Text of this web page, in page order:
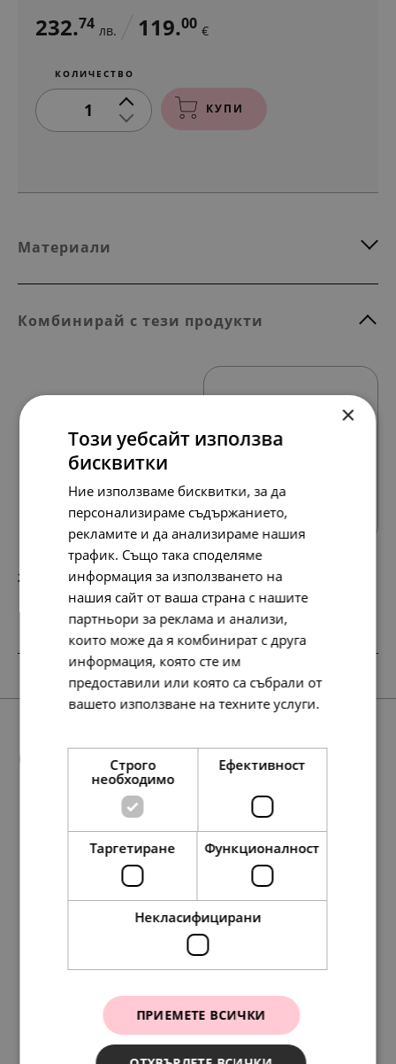
232.74 лв. 119.00 €
КОЛИЧЕСТВО
1 КУПИ
Материали
Комбинирай с тези продукти
252. 129.00 €
199.00 € 291.42 лв. 149.00
79.00 €
Още предложения
Pandora Талисман
40. €
Disney x Pandora
Талисман висулка
Мики Маус
127. лв. 76.
×
Този уебсайт използва
бисквитки
Ние използваме бисквитки, за да
персонализираме съдържанието,
рекламите и да анализираме нашия
трафик. Също така споделяме
информация за използването на
нашия сайт от ваша страна с нашите
партньори за реклама и анализи,
които може да я комбинират с друга
информация, която сте им
предоставили или която са събрали от
вашето използване на техните услуги.
Строго
необходимо
Ефективност
Таргетиране Функционалност
Некласифицирани
ПРИЕМЕТЕ ВСИЧКИ